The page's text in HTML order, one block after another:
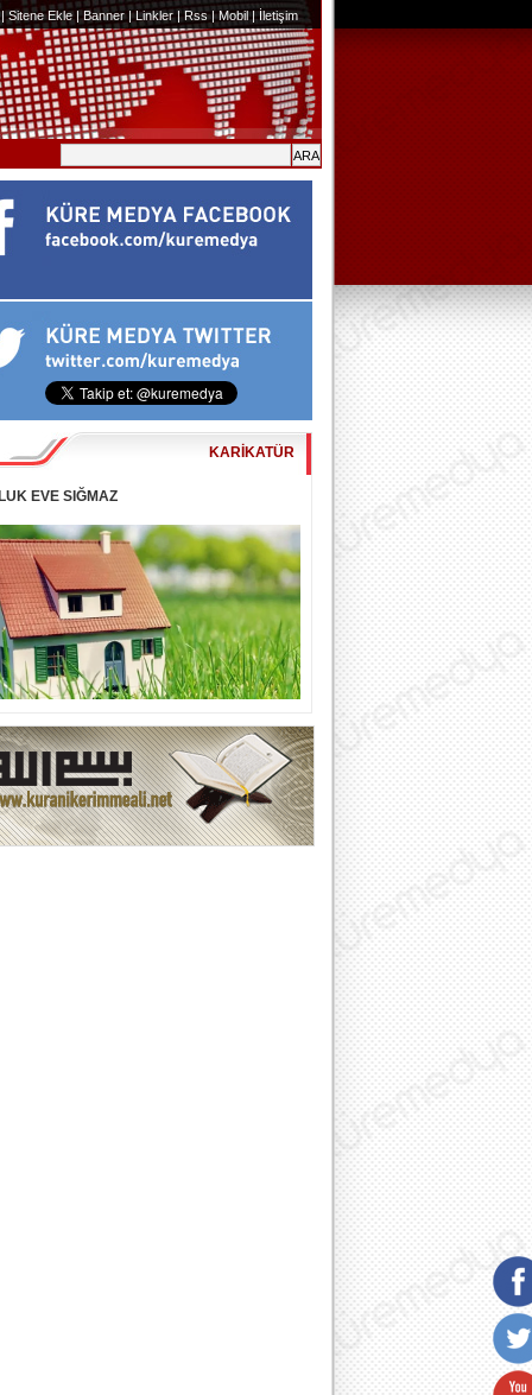
Sitene Ekle|Banner|Linkler|Rss|Mobil|İletişim
KARİKATÜR
EVE SIĞMAZ